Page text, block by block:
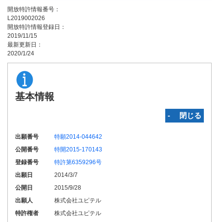
開放特許情報番号：
L2019002026
開放特許情報登録日：
2019/11/15
最新更新日：
2020/1/24
基本情報
‐ 閉じる
出願番号
特願2014-044642
公開番号
特開2015-170143
登録番号
特許第6359296号
出願日
2014/3/7
公開日
2015/9/28
出願人
株式会社ユピテル
特許権者
株式会社ユピテル